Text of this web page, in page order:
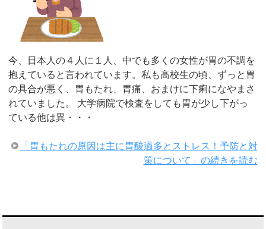
今、日本人の４人に１人、中でも多くの女性が胃の不調を
抱えていると言われています。私も高校生の頃、ずっと胃
の具合が悪く、胃もたれ、胃痛、おまけに下痢になやまさ
れていました。 大学病院で検査をしても胃が少し下がっ
ている他は異・・・
「胃もたれの原因は主に胃酸過多とストレス！予防と対
策について」の続きを読む